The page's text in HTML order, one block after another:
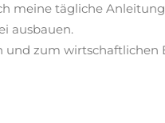
meine tägliche
ausbauen.
und zum wirtschaftlichen